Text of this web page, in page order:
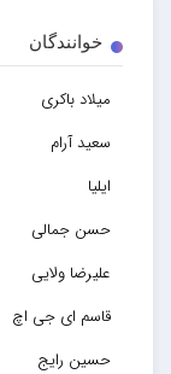
خوانندگان
میلاد باکری
سعید آرام
ایلیا
حسن جمالی
علیرضا ولایی
قاسم ای جی اچ
حسین رایج